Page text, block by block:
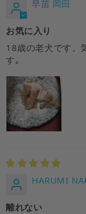
早苗 岡田
お気に入り
18歳の老犬です。
す｡
HARUMI
離れない